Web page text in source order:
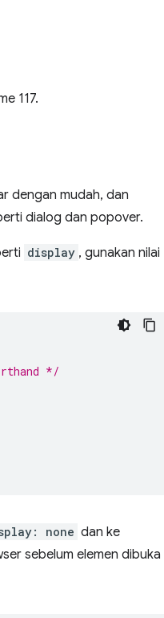
117.
dengan mudah, dan
dialog dan popover.
display , gunakan nilai
*/
none dan ke
sebelum elemen dibuka